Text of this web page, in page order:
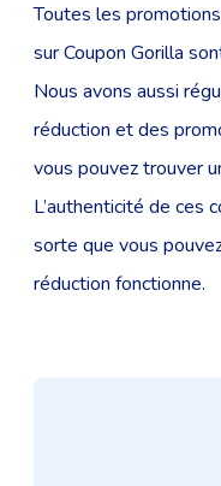
Toutes les
sur Coupon Gorilla
Nous avons aussi
réduction et des
vous pouvez trouver
L’authenticité de ces
sorte que vous
réduction fonctionne.